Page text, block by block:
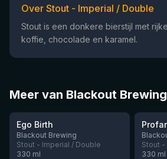
Over Stout - Imperial / Double
Stout is een donkere bierstijl met
koffie, chocolade en karamel.
Meer van Blackout Brewing
★4.0
Ego Birth
Blackout Brewing
Stout - Imperial / Double
330 ml
★4.1
Stout -
330 ml